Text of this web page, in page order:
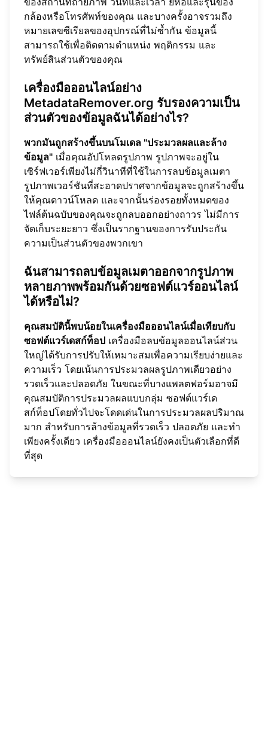
กล้องหรือโทรศัพท์ของคุณ และบางครั้งอาจรวมถึง
หมายเลขซีเรียลของอุปกรณ์ที่ไม่ซ้ำกัน ข้อมูลนี้
สามารถใช้เพื่อติดตามตำแหน่ง พฤติกรรม และ
ทรัพย์สินส่วนตัวของคุณ
เครื่องมือออนไลน์อย่าง
MetadataRemover.org รับรองความเป็น
ส่วนตัวของข้อมูลฉันได้อย่างไร?
พวกมันถูกสร้างขึ้นบนโมเดล "ประมวลผลและล้าง
ข้อมูล" เมื่อคุณอัปโหลดรูปภาพ รูปภาพจะอยู่ใน
เซิร์ฟเวอร์เพียงไม่กี่วินาทีที่ใช้ในการลบข้อมูลเมตา
รูปภาพเวอร์ชันที่สะอาดปราศจากข้อมูลจะถูกสร้างขึ้น
ให้คุณดาวน์โหลด และจากนั้นร่องรอยทั้งหมดของ
ไฟล์ต้นฉบับของคุณจะถูกลบออกอย่างถาวร ไม่มีการ
จัดเก็บระยะยาว ซึ่งเป็นรากฐานของการรับประกัน
ความเป็นส่วนตัวของพวกเขา
ฉันสามารถลบข้อมูลเมตาออกจากรูปภาพ
หลายภาพพร้อมกันด้วยซอฟต์แวร์ออนไลน์
ได้หรือไม่?
คุณสมบัตินี้พบน้อยในเครื่องมือออนไลน์เมื่อเทียบกับ
ซอฟต์แวร์เดสก์ท็อป เครื่องมือลบข้อมูลออนไลน์ส่วน
ใหญ่ได้รับการปรับให้เหมาะสมเพื่อความเรียบง่ายและ
ความเร็ว โดยเน้นการประมวลผลรูปภาพเดียวอย่าง
รวดเร็วและปลอดภัย ในขณะที่บางแพลตฟอร์มอาจมี
คุณสมบัติการประมวลผลแบบกลุ่ม ซอฟต์แวร์เด
สก์ท็อปโดยทั่วไปจะโดดเด่นในการประมวลผลปริมาณ
มาก สำหรับการล้างข้อมูลที่รวดเร็ว ปลอดภัย และทำ
เพียงครั้งเดียว เครื่องมือออนไลน์ยังคงเป็นตัวเลือกที่ดี
ที่สุด